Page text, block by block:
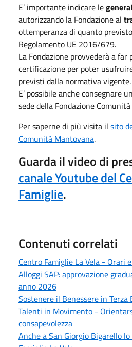
E’ importante indicare le
autorizzando la Fondazione al
ottemperanza di quanto
Regolamento UE 2016/679.
La Fondazione provvederà a
certificazione per poter
previsti dalla normativa vigente.
E’ possibile anche consegnare un
sede della Fondazione
Per saperne di più visita il sito
Comunità Mantovana.
Guarda il video di
canale Youtube del
Famiglie.
Contenuti correlati
Centro Famiglie La Vela - Orari
Alloggi SAP: approvazione
anno 2026
Sostenere il Benessere in Terza
Talenti in Movimento -
consapevolezza
Anche a San Giorgio Bigarello